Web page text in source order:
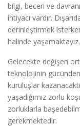
bilgi, beceri ve
ihtiyacı vardır.
derinleştirmek
halinde yaşamaktayız.
Gelecekte değişen
teknolojinin
kuruluşlar
yaşadığımız zorlu
zorluklarla
gerekmektedir.